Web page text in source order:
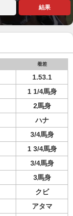
結果
着差
1.53.1
1 1/4馬身
2馬身
ハナ
3/4馬身
1 3/4馬身
3/4馬身
3馬身
クビ
アタマ